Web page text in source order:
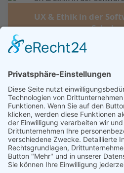
UX & Ethik in der
Jetzt
Gute
Jetzt